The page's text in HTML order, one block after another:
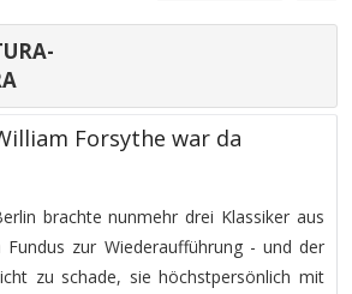
Forsythe war da
brachte nunmehr drei Klassiker aus
Fundus zur Wiederaufführung - und der
zu schade, sie höchstpersönlich mit